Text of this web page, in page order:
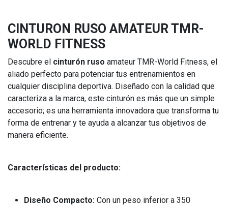
CINTURON RUSO AMATEUR TMR-
WORLD FITNESS
Descubre el cinturón ruso amateur TMR-World Fitness, el
aliado perfecto para potenciar tus entrenamientos en
cualquier disciplina deportiva. Diseñado con la calidad que
caracteriza a la marca, este cinturón es más que un simple
accesorio; es una herramienta innovadora que transforma tu
forma de entrenar y te ayuda a alcanzar tus objetivos de
manera eficiente.
Características del producto:
Diseño Compacto: Con un peso inferior a 350